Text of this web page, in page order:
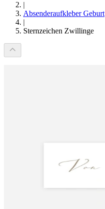
|
Absenderaufkleber Geburt
|
Sternzeichen Zwillinge